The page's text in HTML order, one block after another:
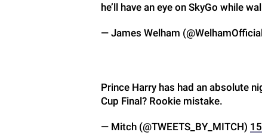
he’ll have an eye on SkyGo while
— James Welham
Prince Harry has had an absolute
Cup Final? Rookie mistake.
— Mitch (@TWEETS_BY_MITCH)